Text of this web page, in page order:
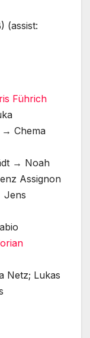
(assist:
Führich
→ Chema
→ Noah
Assignon
Jens
Netz; Lukas